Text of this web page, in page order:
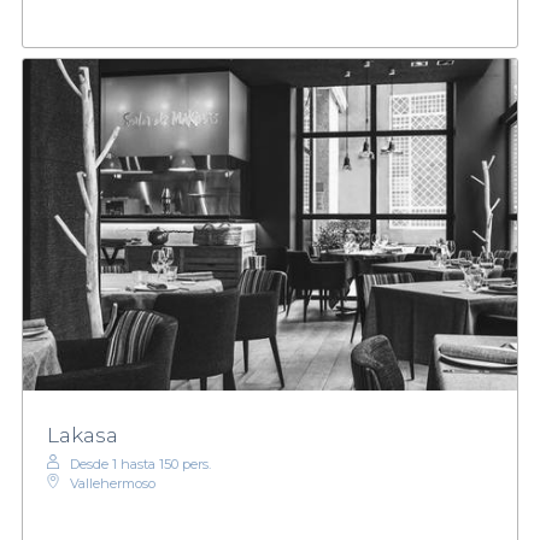
Lakasa
Desde 1 hasta 150 pers.
Vallehermoso